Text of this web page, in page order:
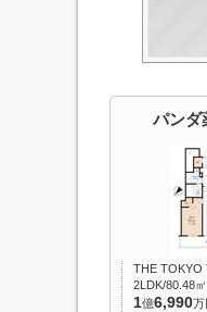
パンダ
THE TOKYO
2LDK/80.48㎡
1億6,990万